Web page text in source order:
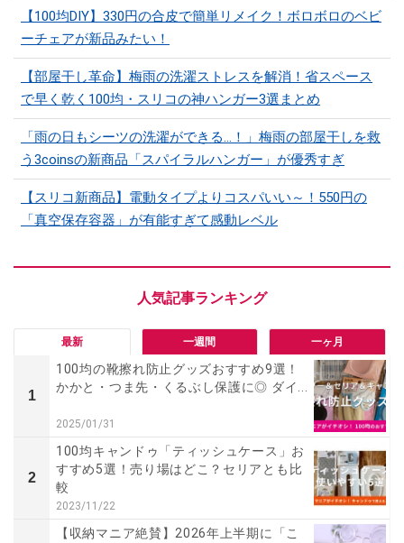
【100均DIY】330円の合皮で簡単リメイク！ボロボロのベビ
ーチェアが新品みたい！
【部屋干し革命】梅雨の洗濯ストレスを解消！省スペース
で早く乾く100均・スリコの神ハンガー3選まとめ
「雨の日もシーツの洗濯ができる…！」梅雨の部屋干しを救
う3coinsの新商品「スパイラルハンガー」が優秀すぎ
【スリコ新商品】電動タイプよりコスパいい～！550円の
「真空保存容器」が有能すぎて感動レベル
最新 一週間 一ヶ月
1
100均の靴擦れ防止グッズおすすめ9選！
かかと・つま先・くるぶし保護に◎ ダイ...
2025/01/31
2
100均キャンドゥ「ティッシュケース」お
すすめ5選！売り場はどこ？セリアとも比
較
2023/11/22
【収納マニア絶賛】2026年上半期に「こ